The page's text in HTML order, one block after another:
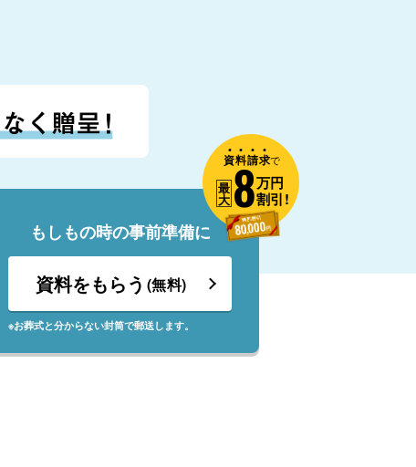
もしもの時の事前準備に
資料をもらう (無料)
※お葬式と分からない封筒で郵送します。
資料請求で
最
大8万円
割引!